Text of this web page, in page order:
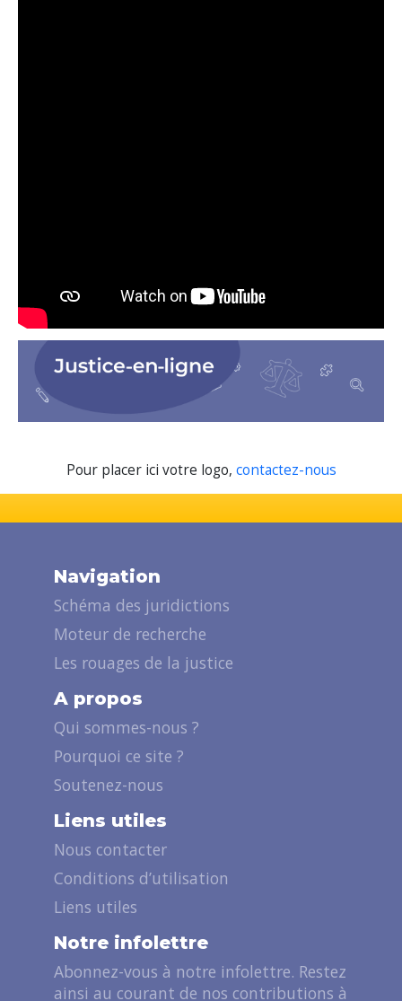
Pour placer ici votre logo, contactez-nous
Navigation
Schéma des juridictions
Moteur de recherche
Les rouages de la justice
A propos
Qui sommes-nous ?
Pourquoi ce site ?
Soutenez-nous
Liens utiles
Nous contacter
Conditions d’utilisation
Liens utiles
Notre infolettre
Abonnez-vous à notre infolettre. Restez
ainsi au courant de nos contributions à